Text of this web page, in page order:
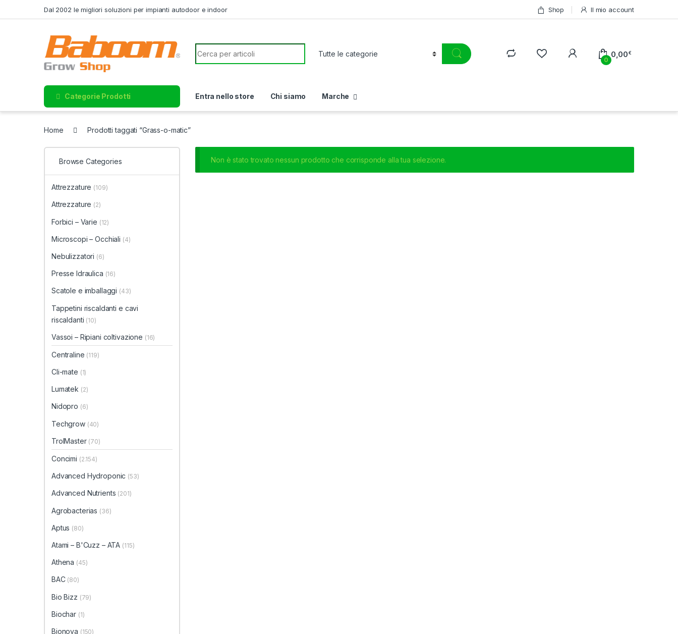
Dal 2002 le migliori soluzioni per impianti autodoor e indoor Shop Il mio account
Search for:
0
0,00€
Categorie Prodotti Entra nello store Chi siamo Marche
Home Prodotti taggati “Grass-o-matic”
Non è stato trovato nessun prodotto che corrisponde alla tua selezione.
Browse Categories
Attrezzature (109)
Attrezzature (2)
Forbici – Varie (12)
Microscopi – Occhiali (4)
Nebulizzatori (6)
Presse Idraulica (16)
Scatole e imballaggi (43)
Tappetini riscaldanti e cavi
riscaldanti (10)
Vassoi – Ripiani coltivazione (16)
Centraline (119)
Cli-mate (1)
Lumatek (2)
Nidopro (6)
Techgrow (40)
TrolMaster (70)
Concimi (2.154)
Advanced Hydroponic (53)
Advanced Nutrients (201)
Agrobacterias (36)
Aptus (80)
Atami – B'Cuzz – ATA (115)
Athena (45)
BAC (80)
Bio Bizz (79)
Biochar (1)
Bionova (150)